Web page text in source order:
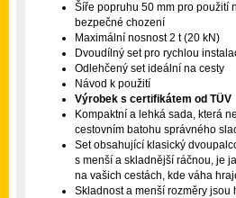
Šíře popruhu 50 mm pro použití
bezpečné chození
Maximální nosnost 2 t (20 kN)
Dvoudílný set pro rychlou
Odlehčený set ideální na cesty
Návod k použití
Výrobek s certifikátem od TÜV
Kompaktní a lehká sada, která
cestovním batohu správného
Set obsahující klasický
s menší a skladnější ráčnou, je
na vašich cestách, kde váha
Skladnost a menší rozměry jsou